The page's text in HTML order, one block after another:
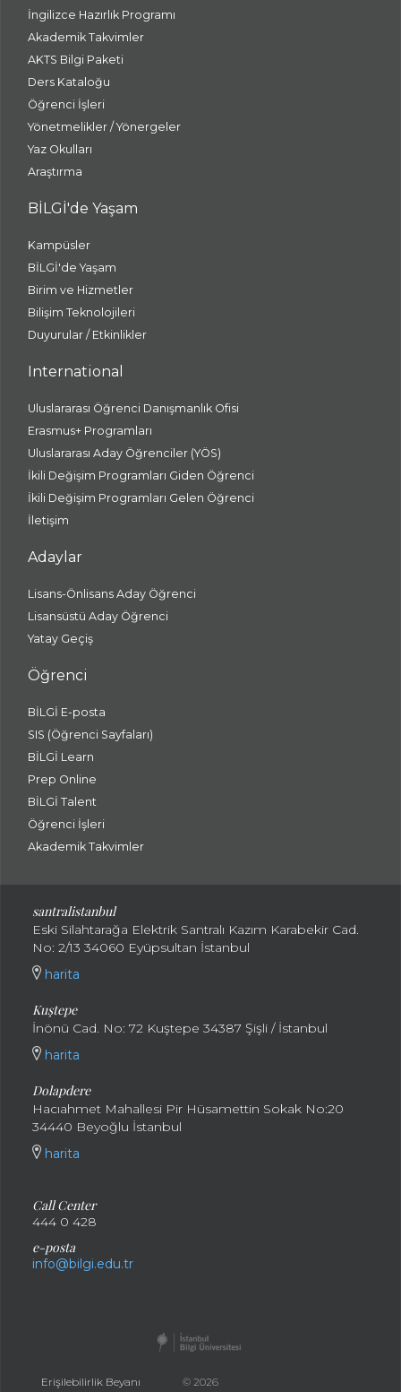
İngilizce Hazırlık Programı
Akademik Takvimler
AKTS Bilgi Paketi
Ders Kataloğu
Öğrenci İşleri
Yönetmelikler / Yönergeler
Yaz Okulları
Araştırma
BİLGİ'de Yaşam
Kampüsler
BİLGİ'de Yaşam
Birim ve Hizmetler
Bilişim Teknolojileri
Duyurular / Etkinlikler
International
Uluslararası Öğrenci Danışmanlık Ofisi
Erasmus+ Programları
Uluslararası Aday Öğrenciler (YÖS)
İkili Değişim Programları Giden Öğrenci
İkili Değişim Programları Gelen Öğrenci
İletişim
Adaylar
Lisans-Önlisans Aday Öğrenci
Lisansüstü Aday Öğrenci
Yatay Geçiş
Öğrenci
BİLGİ E-posta
SIS (Öğrenci Sayfaları)
BİLGİ Learn
Prep Online
BİLGİ Talent
Öğrenci İşleri
Akademik Takvimler
santralistanbul
Eski Silahtarağa Elektrik Santralı Kazım Karabekir Cad.
No: 2/13 34060 Eyüpsultan İstanbul
harita
Kuştepe
İnönü Cad. No: 72 Kuştepe 34387 Şişli / İstanbul
harita
Dolapdere
Hacıahmet Mahallesi Pir Hüsamettin Sokak No:20
34440 Beyoğlu İstanbul
harita
Call Center
444 0 428
e-posta
info@bilgi.edu.tr
Erişilebilirlik Beyanı © 2026